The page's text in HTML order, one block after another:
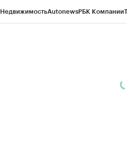
НедвижимостьAutonewsРБК Компании